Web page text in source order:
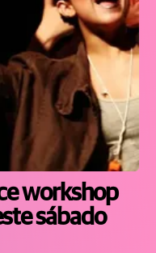
workshop
sábado